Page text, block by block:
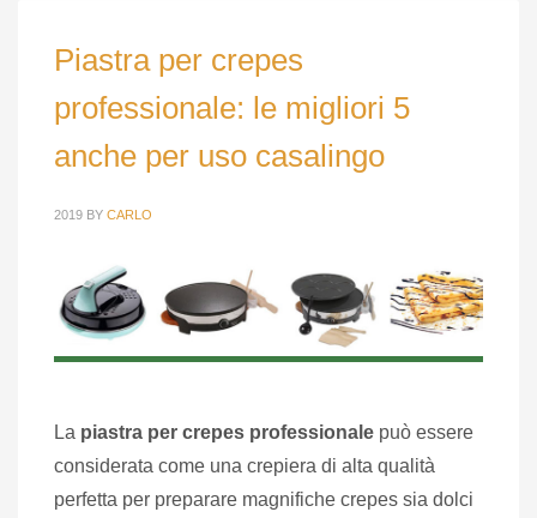
Piastra per crepes
professionale: le migliori 5
anche per uso casalingo
2019 BY CARLO
La piastra per crepes professionale può essere
considerata come una crepiera di alta qualità
perfetta per preparare magnifiche crepes sia dolci